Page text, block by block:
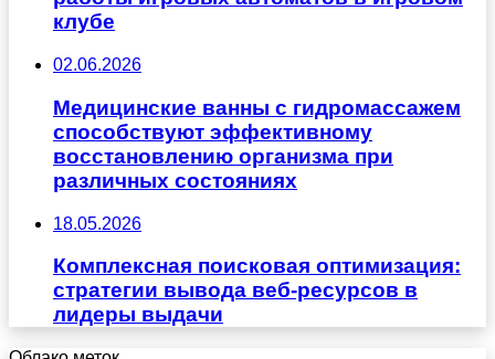
клубе
02.06.2026
Медицинские ванны с гидромассажем
способствуют эффективному
восстановлению организма при
различных состояниях
18.05.2026
Комплексная поисковая оптимизация:
стратегии вывода веб-ресурсов в
лидеры выдачи